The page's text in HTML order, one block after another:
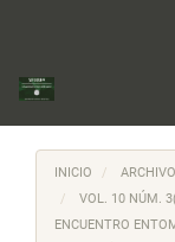
principal
Barra
lateral
INICIO
VOL. 10 NÚM.
ENCUENTRO